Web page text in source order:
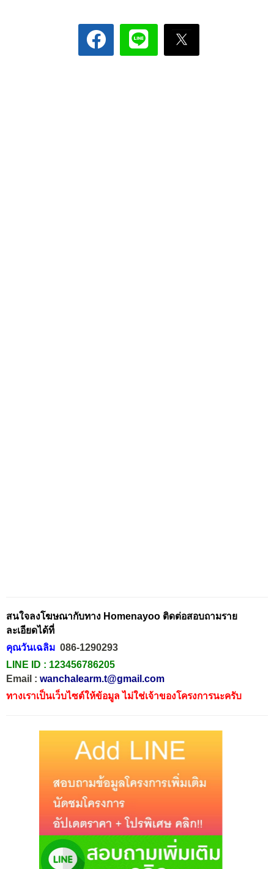
สนใจลงโฆษณากับทาง Homenayoo ติดต่อสอบถามราย
ละเอียดได้ที่
คุณวันเฉลิม 086-1290293
LINE ID : 123456786205
Email : wanchalearm.t@gmail.com
ทางเราเป็นเว็บไซต์ให้ข้อมูล ไม่ใช่เจ้าของโครงการนะครับ